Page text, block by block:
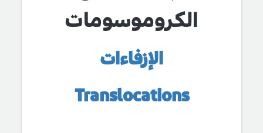
الكروموسومات
الإزفاءات
Translocations